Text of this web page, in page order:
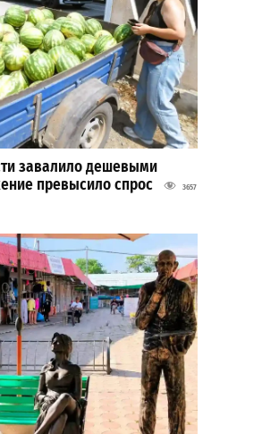
завалило дешевыми
превысило спрос
3657